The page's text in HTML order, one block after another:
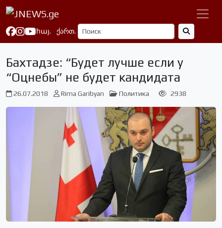
հայ. ქართ.
Бахтадзе: “Будет лучше если у
“Оцнебы” не будет кандидата
26.07.2018 Rima Garibyan Политика 2938